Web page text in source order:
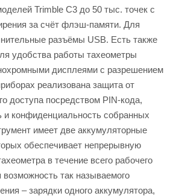
Trimble C3 до 50 тыс. точек с
за счёт флэш-памяти. Для
разъёмы USB. Есть также
удобства работы тахеометры
дисплеями с разрешением
реализована защита от
доступа посредством PIN-кода,
и конфиденциальность собранных
имеет две аккумуляторные
обеспечивает непрерывную
в течение всего рабочего
так называемого
– зарядки одного аккумулятора,